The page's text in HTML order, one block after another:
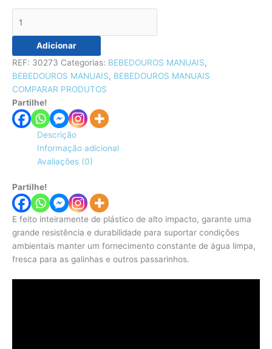
Adicionar
REF: 30273 Categorias: BEBEDOUROS MANUAIS,
BEBEDOUROS MANUAIS, BEBEDOUROS MANUAIS
COMPARAR PRODUTOS
Partilhe!
Descrição
Informação adicional
Avaliações (0)
Partilhe!
E feito inteiramente de plástico de alto impacto, garante uma
grande resistência e durabilidade para suportar condições
ambientais manter um fornecimento constante de água limpa,
fresca para as galinhas e outros passarinhos.